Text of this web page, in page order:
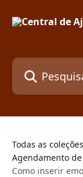
Pesquisar
Todas as coleções
Agendamento de
Como inserir